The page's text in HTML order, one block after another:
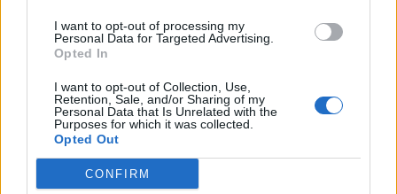
I want to opt-out of processing my
Personal Data for Targeted Advertising.
Opted In
I want to opt-out of Collection, Use,
Retention, Sale, and/or Sharing of my
Personal Data that Is Unrelated with the
Purposes for which it was collected.
Opted Out
CONFIRM
05/08/2026 - 12:50 ΕΠΙΧΕΙΡΗΣΕΙΣ
Alpha Bank: Για πρώτη φορά το Αρχαίο Θέατρο
Επιδαύρου άνοιξε τις πύλες του σε όλους
05/08/2026 - 12:41 ESG
Παπουτσάνης: Καθαρά κέρδη 3,4 εκατ. ευρώ στο
α΄ εξάμηνο – Στα 40,7 εκατ. ευρώ ο τζίρος
05/08/2026 - 08:01 ΕΠΙΧΕΙΡΗΣΕΙΣ